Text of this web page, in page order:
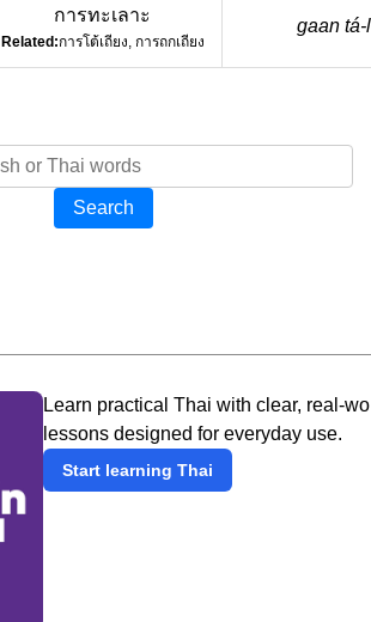
การทะเลาะ
Related:การโต้เถียง, การถกเถียง
gaan tá-
Search
Learn practical Thai with clear, real-
lessons designed for everyday use.
Start learning Thai